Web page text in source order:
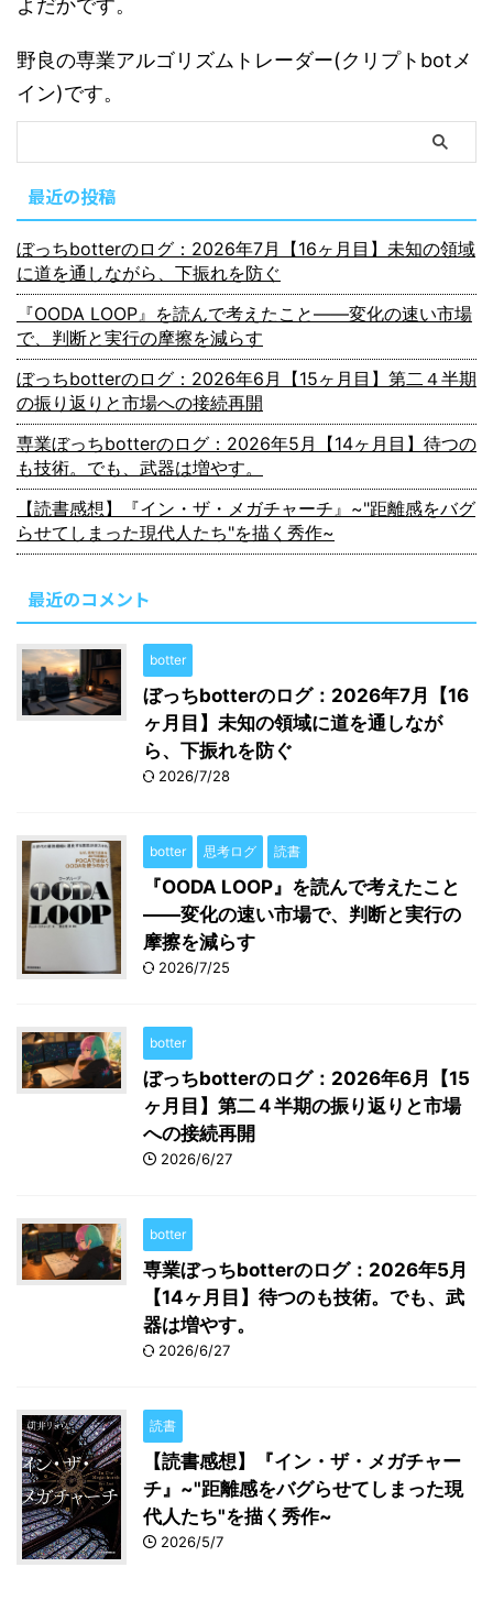
よだかです。
野良の専業アルゴリズムトレーダー(クリプトbotメ
イン)です。
最近の投稿
ぼっちbotterのログ：2026年7月【16ヶ月目】未知の領域
に道を通しながら、下振れを防ぐ
『OODA LOOP』を読んで考えたこと――変化の速い市場
で、判断と実行の摩擦を減らす
ぼっちbotterのログ：2026年6月【15ヶ月目】第二４半期
の振り返りと市場への接続再開
専業ぼっちbotterのログ：2026年5月【14ヶ月目】待つの
も技術。でも、武器は増やす。
【読書感想】『イン・ザ・メガチャーチ』~"距離感をバグ
らせてしまった現代人たち"を描く秀作~
最近のコメント
botter
ぼっちbotterのログ：2026年7月【16
ヶ月目】未知の領域に道を通しなが
ら、下振れを防ぐ
2026/7/28
botter 思考ログ 読書
『OODA LOOP』を読んで考えたこと
――変化の速い市場で、判断と実行の
摩擦を減らす
2026/7/25
botter
ぼっちbotterのログ：2026年6月【15
ヶ月目】第二４半期の振り返りと市場
への接続再開
2026/6/27
botter
専業ぼっちbotterのログ：2026年5月
【14ヶ月目】待つのも技術。でも、武
器は増やす。
2026/6/27
読書
【読書感想】『イン・ザ・メガチャー
チ』~"距離感をバグらせてしまった現
代人たち"を描く秀作~
2026/5/7